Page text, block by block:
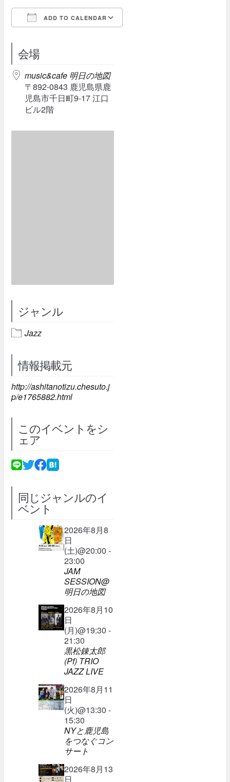
ADD TO CALENDAR
会場
music&cafe 明日の地図
〒892-0843 鹿児島県鹿
児島市千日町9-17 江口
ビル2階
ジャンル
Jazz
情報掲載元
http://ashitanotizu.chesuto.j
p/e1765882.html
このイベントをシ
ェア
同じジャンルのイ
ベント
2026年8月8
日
(土)@20:00 -
23:00
JAM
SESSION@
明日の地図
2026年8月10
日
(月)@19:30 -
21:30
黒松錬太郎
(Pf) TRIO
JAZZ LIVE
2026年8月11
日
(火)@13:30 -
15:30
NYと鹿児島
をつなぐコン
サート
2026年8月13
日